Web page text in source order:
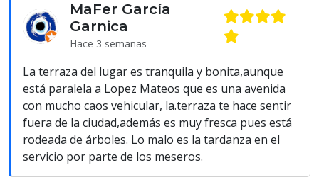
MaFer García
Garnica
Hace 3 semanas
La terraza del lugar es tranquila y bonita,aunque
está paralela a Lopez Mateos que es una avenida
con mucho caos vehicular, la.terraza te hace sentir
fuera de la ciudad,además es muy fresca pues está
rodeada de árboles. Lo malo es la tardanza en el
servicio por parte de los meseros.